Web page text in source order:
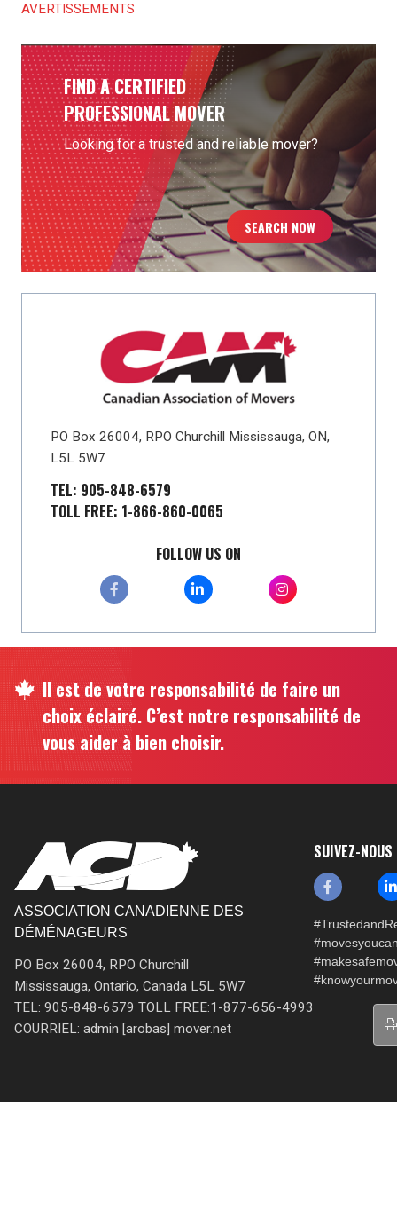
AVERTISSEMENTS
FIND A CERTIFIED
PROFESSIONAL MOVER
Looking for a trusted and reliable mover?
SEARCH NOW
PO Box 26004, RPO Churchill Mississauga, ON,
L5L 5W7
TEL: 905-848-6579
TOLL FREE: 1-866-860-0065
FOLLOW US ON
Il est de votre responsabilité de faire un
choix éclairé. C’est notre responsabilité de
vous aider à bien choisir.
ASSOCIATION CANADIENNE DES
DÉMÉNAGEURS
PO Box 26004, RPO Churchill
Mississauga, Ontario, Canada L5L 5W7
TEL: 905-848-6579 TOLL FREE:1-877-656-4993
COURRIEL: admin [arobas] mover.net
SUIVEZ-